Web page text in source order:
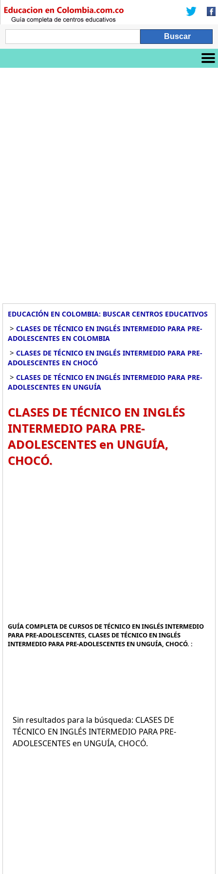
EDUCACIÓN EN COLOMBIA: BUSCAR CENTROS EDUCATIVOS
> CLASES DE TÉCNICO EN INGLÉS INTERMEDIO PARA PRE-
ADOLESCENTES EN COLOMBIA
> CLASES DE TÉCNICO EN INGLÉS INTERMEDIO PARA PRE-
ADOLESCENTES EN CHOCÓ
> CLASES DE TÉCNICO EN INGLÉS INTERMEDIO PARA PRE-
ADOLESCENTES EN UNGUÍA
CLASES DE TÉCNICO EN INGLÉS
INTERMEDIO PARA PRE-
ADOLESCENTES en UNGUÍA,
CHOCÓ.
GUÍA COMPLETA DE CURSOS DE TÉCNICO EN INGLÉS INTERMEDIO
PARA PRE-ADOLESCENTES, CLASES DE TÉCNICO EN INGLÉS
INTERMEDIO PARA PRE-ADOLESCENTES EN UNGUÍA, CHOCÓ. :
Sin resultados para la búsqueda: CLASES DE
TÉCNICO EN INGLÉS INTERMEDIO PARA PRE-
ADOLESCENTES en UNGUÍA, CHOCÓ.